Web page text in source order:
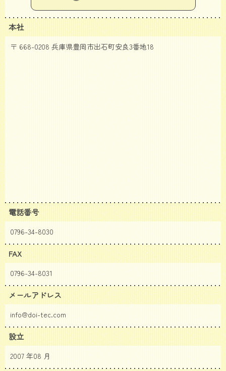
本社
〒 668-0208 兵庫県豊岡市出石町安良3番地18
電話番号
0796-34-8030
FAX
0796-34-8031
メールアドレス
info@doi-tec.com
設立
2007 年08 月